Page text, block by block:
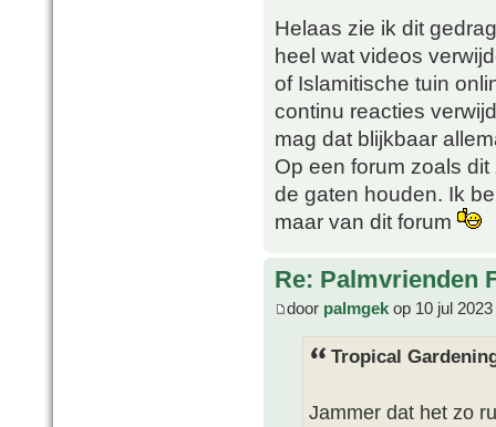
Helaas zie ik dit
heel wat videos
of Islamitische tuin
continu reacties
mag dat blijkbaar
Op een forum zoals
de gaten houden. Ik
maar van dit forum
Re: Palmvrienden
door palmgek op 10 jul
Tropical
Jammer dat het zo